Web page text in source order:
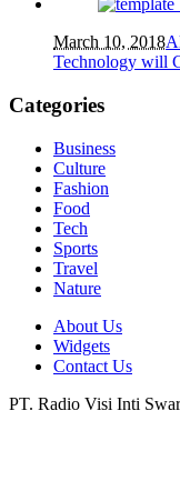
March 10, 2018
Technology will
Categories
Business
Culture
Fashion
Food
Tech
Sports
Travel
Nature
About Us
Widgets
Contact Us
PT. Radio Visi Inti